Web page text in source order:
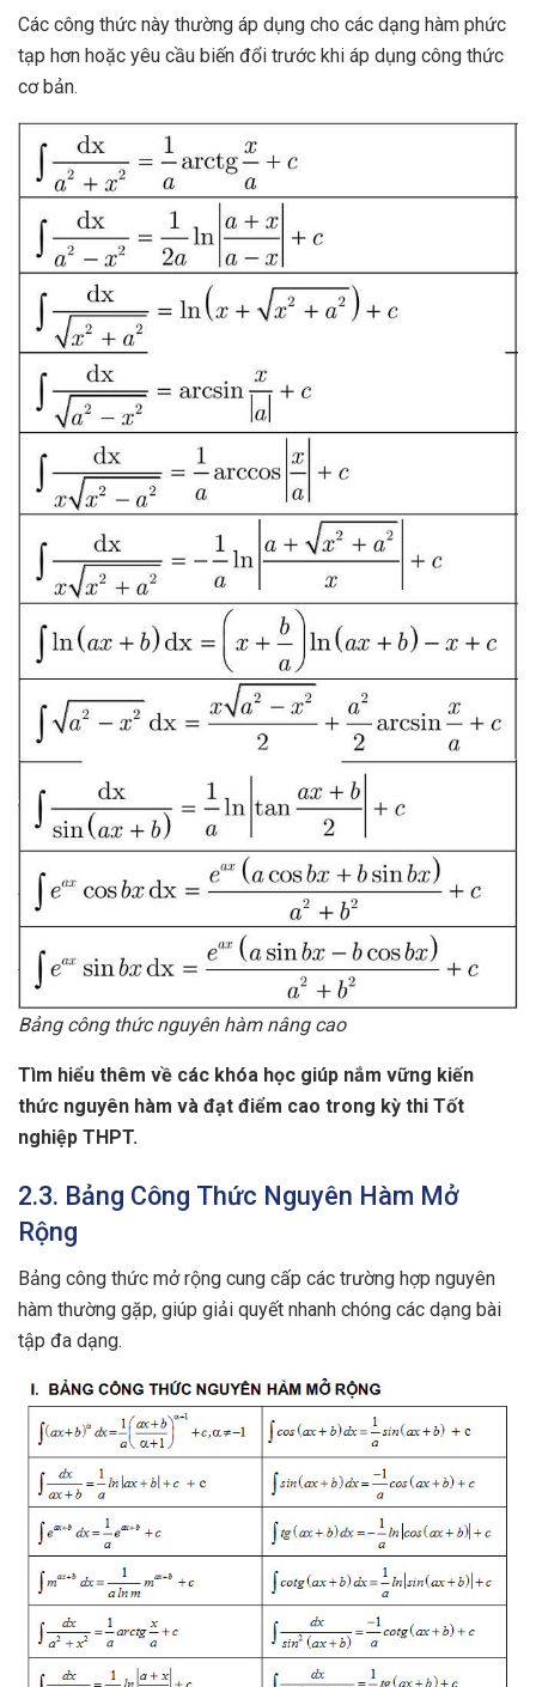
Các công thức này thường áp dụng cho các dạng hàm phức
tạp hơn hoặc yêu cầu biến đổi trước khi áp dụng công thức
cơ bản.
Bảng công thức nguyên hàm nâng cao
Tìm hiểu thêm về các khóa học giúp nắm vững kiến
thức nguyên hàm và đạt điểm cao trong kỳ thi Tốt
nghiệp THPT.
2.3. Bảng Công Thức Nguyên Hàm Mở
Rộng
Bảng công thức mở rộng cung cấp các trường hợp nguyên
hàm thường gặp, giúp giải quyết nhanh chóng các dạng bài
tập đa dạng.